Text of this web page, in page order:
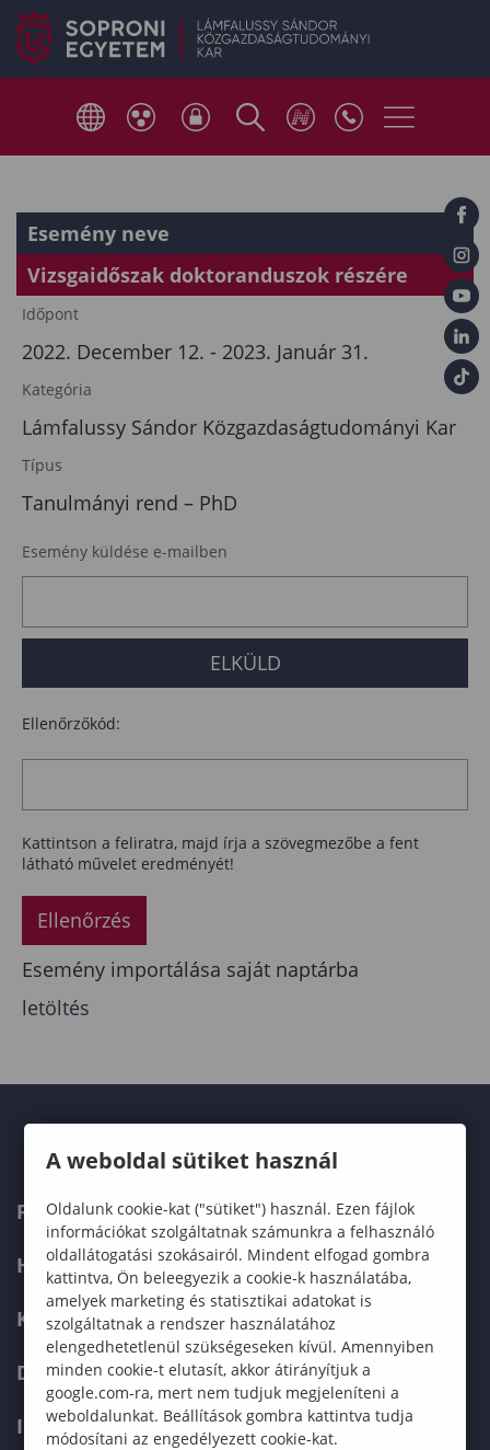
Esemény neve
Vizsgaidőszak doktoranduszok részére
Időpont
2022. December 12. - 2023. Január 31.
Kategória
Lámfalussy Sándor Közgazdaságtudományi Kar
Típus
Tanulmányi rend – PhD
Esemény küldése e-mailben
Ellenőrzőkód:
Kattintson a feliratra, majd írja a szövegmezőbe a fent
látható művelet eredményét!
Ellenőrzés
Esemény importálása saját naptárba
letöltés
FELVÉTELIZŐKNEK
HALLGATÓKNAK
KÉPZÉSEK
DOKTORI ISKOLA
INTERNATIONAL
A weboldal sütiket használ
Oldalunk cookie-kat ("sütiket") használ. Ezen fájlok
információkat szolgáltatnak számunkra a felhasználó
oldallátogatási szokásairól. Mindent elfogad gombra
kattintva, Ön beleegyezik a cookie-k használatába,
amelyek marketing és statisztikai adatokat is
szolgáltatnak a rendszer használatához
elengedhetetlenül szükségeseken kívül. Amennyiben
minden cookie-t elutasít, akkor átirányítjuk a
google.com-ra, mert nem tudjuk megjeleníteni a
weboldalunkat. Beállítások gombra kattintva tudja
módosítani az engedélyezett cookie-kat.